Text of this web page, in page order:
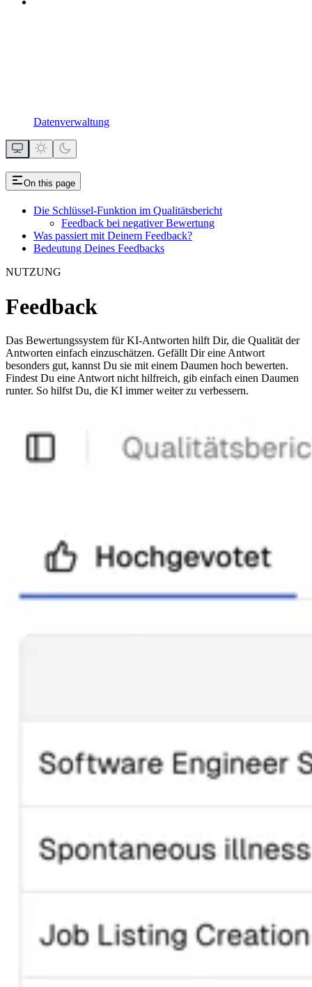
Datenverwaltung
On this page
Die Schlüssel-Funktion im Qualitätsbericht
Feedback bei negativer Bewertung
Was passiert mit Deinem Feedback?
Bedeutung Deines Feedbacks
NUTZUNG
Feedback
Das Bewertungssystem für KI-Antworten hilft Dir, die Qualität der
Antworten einfach einzuschätzen. Gefällt Dir eine Antwort
besonders gut, kannst Du sie mit einem Daumen hoch bewerten.
Findest Du eine Antwort nicht hilfreich, gib einfach einen Daumen
runter. So hilfst Du, die KI immer weiter zu verbessern.